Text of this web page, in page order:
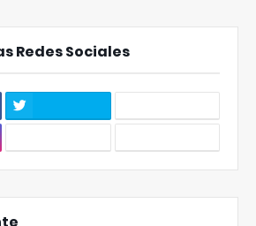
Redes Sociales